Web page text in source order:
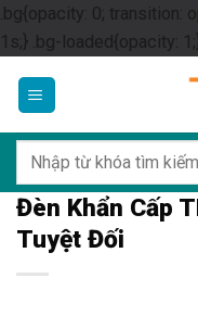
.bg{opacity: 0; transition:
1s;} .bg-loaded{opacity:
kiếm:
Đèn Khẩn Cấp
Tuyệt Đối